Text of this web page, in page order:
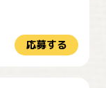
応募する